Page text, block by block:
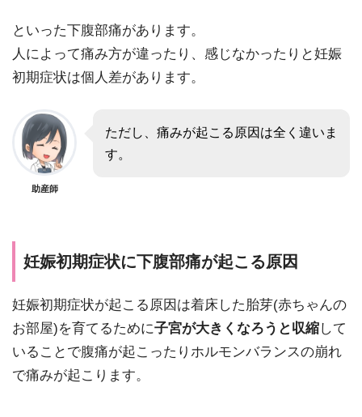
といった下腹部痛があります。
人によって痛み方が違ったり、感じなかったりと妊娠
初期症状は個人差があります。
助産師
ただし、痛みが起こる原因は全く違いま
す。
妊娠初期症状に下腹部痛が起こる原因
妊娠初期症状が起こる原因は着床した胎芽(赤ちゃんの
お部屋)を育てるために子宮が大きくなろうと収縮して
いることで腹痛が起こったりホルモンバランスの崩れ
で痛みが起こります。